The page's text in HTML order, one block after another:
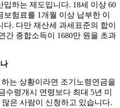
하는 제도입니다. 18세 이상 60
험료를 1개월 이상 납부한 이
. 다만 재산세 과세표준의 합이
간 종합소득이 1680만 원을 초과
는 상황이라면 조기노령연금을
수령개시 연령보다 최대 5년 미
은 사람이 신청하고 있습니다.